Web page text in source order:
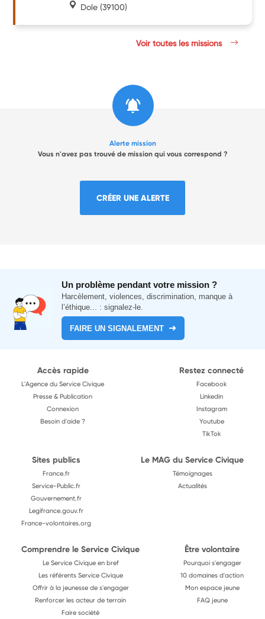
Dole (39100)
Voir toutes les missions
Alerte mission
Vous n'avez pas trouvé de mission qui vous correspond ?
CRÉER UNE ALERTE
Un problème pendant votre mission ?
Harcèlement, violences, discrimination, manque à
l’éthique... : signalez-le.
FAIRE UN SIGNALEMENT
Accès rapide
L'Agence du Service Civique
Presse & Publication
Connexion
Besoin d'aide ?
Restez connecté
Facebook
Linkedin
Instagram
Youtube
TikTok
Sites publics
France.fr
Service-Public.fr
Gouvernement.fr
Legifrance.gouv.fr
France-volontaires.org
Le MAG du Service Civique
Témoignages
Actualités
Comprendre le Service Civique
Le Service Civique en bref
Les référents Service Civique
Offrir à la jeunesse de s'engager
Renforcer les acteur de terrain
Faire société
Être volontaire
Pourquoi s'engager
10 domaines d'action
Mon espace jeune
FAQ jeune